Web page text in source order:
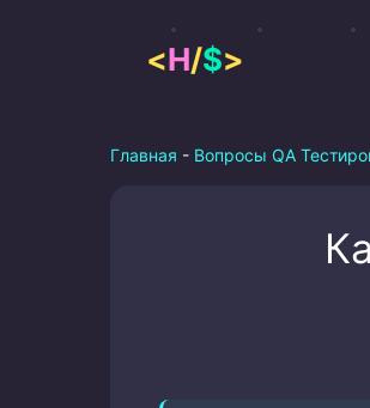
содержимому
<H/$>
Главная - Вопросы QA